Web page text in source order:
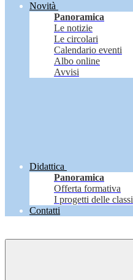
Novità
Panoramica
Le notizie
Le circolari
Calendario eventi
Albo online
Avvisi
Didattica
Panoramica
Offerta formativa
I progetti delle classi
Contatti